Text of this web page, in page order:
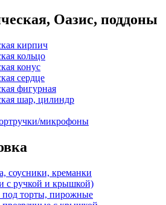
Оазис, поддоны
кирпич
кольцо
конус
сердце
фигурная
шар, цилиндр
микрофоны
соусники, креманки
с ручкой и крышкой)
торты, пирожные